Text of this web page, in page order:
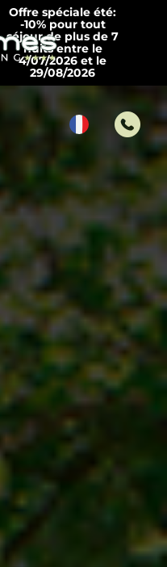
Offre spéciale été:
-10% pour tout
séjour de plus de 7
nuits entre le
4/07/2026 et le
29/08/2026